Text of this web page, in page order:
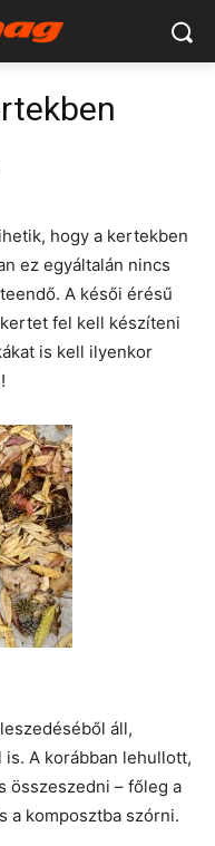
hogy a kertekben
ez egyáltalán nincs
A késői érésű
fel kell készíteni
is kell ilyenkor
áll,
A korábban lehullott,
összeszedni – főleg a
a komposztba szórni.